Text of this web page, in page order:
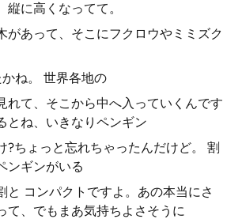
に高くなってて。
があって、そこにフクロウやミミズク
ね。 世界各地の
れて、そこから中へ入っていくんです
とね、いきなりペンギン
?ちょっと忘れちゃったんだけど。 割
ンギンがいる
と コンパクトですよ。あの本当にさ
て、でもまあ気持ちよさそうに